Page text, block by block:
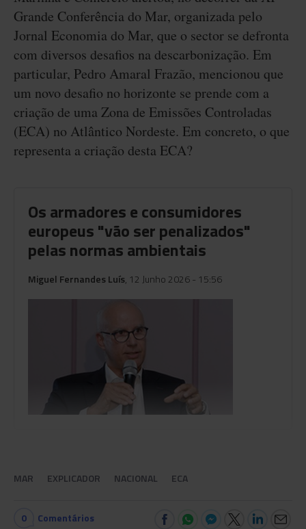
Grande Conferência do Mar, organizada pelo
Jornal Economia do Mar, que o sector se defronta
com diversos desafios na descarbonização. Em
particular, Pedro Amaral Frazão, mencionou que
um novo desafio no horizonte se prende com a
criação de uma Zona de Emissões Controladas
(ECA) no Atlântico Nordeste. Em concreto, o que
representa a criação desta ECA?
Os armadores e consumidores
europeus "vão ser penalizados"
pelas normas ambientais
Miguel Fernandes Luís, 12 Junho 2026 - 15:56
MAR EXPLICADOR NACIONAL ECA
0 Comentários